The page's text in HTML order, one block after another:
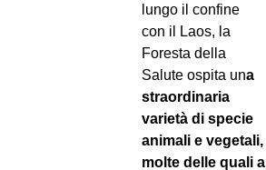
lungo il confine
con il Laos, la
Foresta della
Salute ospita una
straordinaria
varietà di specie
animali e vegetali,
molte delle quali a